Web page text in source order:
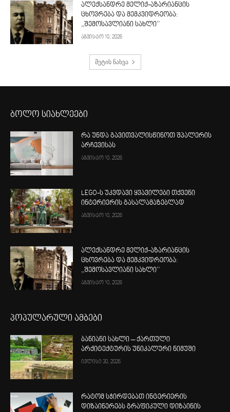
ალექსანდრე მელიქ-აზარიანცის
ცხოვრება და მემკვიდრეობა:
,,შემოსავლიანი სახლი’’
აგვისტო 10, 2026
მეტის ნახვა
ბოლო სიახლეები
რა უნდა გავითვალისწინოთ შპალერის
არჩევისას
აგვისტო 10, 2026
LEGO-ს უკვდავი ყვავილები თქვენი
ინტერიერის გასალამაზებლად
აგვისტო 10, 2026
ალექსანდრე მელიქ-აზარიანცის
ცხოვრება და მემკვიდრეობა:
,,შემოსავლიანი სახლი’’
აგვისტო 10, 2026
პოპულარული ამბები
ბანიანი სახლი – ქართული
არქიტექტურის უნიკალური ნიმუში
ივლისი 30, 2026
რატომ სჭირდებათ ინტერიერის
დიზაინერებს გრაფიკული დიზაინის